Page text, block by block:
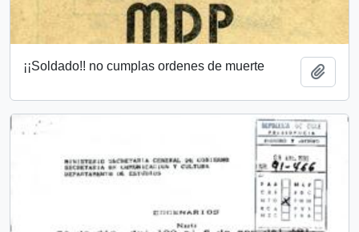
¡¡Soldado!! no cumplas ordenes de muerte